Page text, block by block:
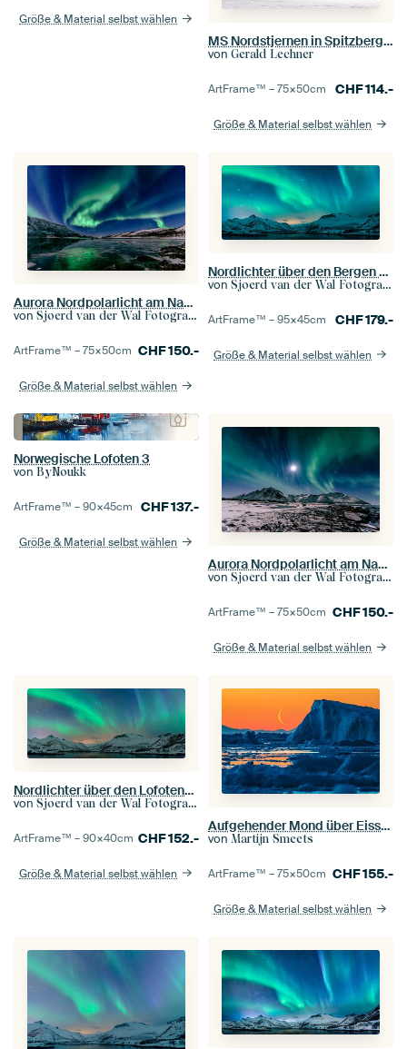
Größe & Material selbst wählen
MS Nordstjernen in Spitzbergen
von Gerald Lechner
ArtFrame™ –75×50cm CHF114.-
Größe & Material selbst wählen
Aurora Nordpolarlicht am Nachthimmel über Nordnorwegen
von Sjoerd van der Wal Fotografie
ArtFrame™ –75×50cm CHF150.-
Größe & Material selbst wählen
Nordlichter über den Bergen auf den Lofoten in Norwegen
von Sjoerd van der Wal Fotografie
ArtFrame™ –95×45cm CHF179.-
Größe & Material selbst wählen
Norwegische Lofoten 3
von ByNoukk
ArtFrame™ –90×45cm CHF137.-
Größe & Material selbst wählen
Aurora Nordpolarlicht am Nachthimmel über Nordnorwegen
von Sjoerd van der Wal Fotografie
ArtFrame™ –75×50cm CHF150.-
Größe & Material selbst wählen
Nordlichter über den Lofoten-Inseln in Nord-Norwegen
von Sjoerd van der Wal Fotografie
ArtFrame™ –90×40cm CHF152.-
Größe & Material selbst wählen
Aufgehender Mond über Eisscholle bei orangefarbenem Sonnenuntergang
von Martijn Smeets
ArtFrame™ –75×50cm CHF155.-
Größe & Material selbst wählen